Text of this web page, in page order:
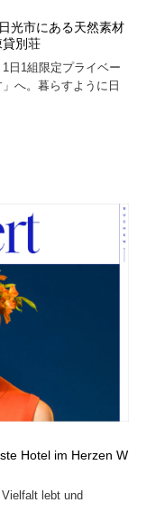
光市にある天然素材
別荘
日1組限定プライベー
へ。暮らすように日
Hotel im Herzen W
lebt und